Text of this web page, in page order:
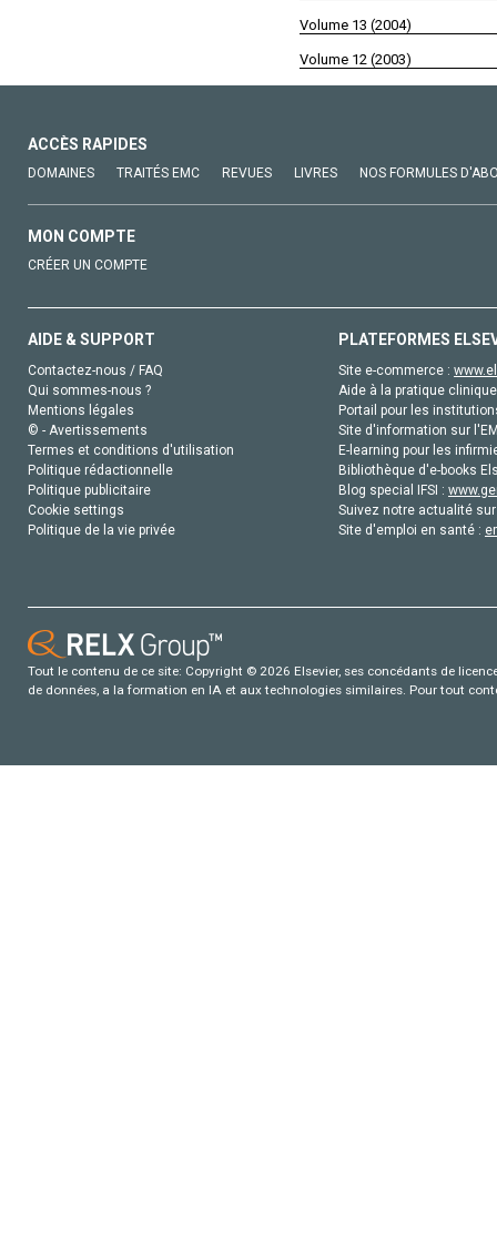
Volume 13 (2004)
Volume 12 (2003)
ACCÈS RAPIDES
DOMAINES TRAITÉS EMC REVUES LIVRES NOS FORMULES
MON COMPTE
CRÉER UN COMPTE
AIDE & SUPPORT
Contactez-nous / FAQ
Qui sommes-nous ?
Mentions légales
© - Avertissements
Termes et conditions d'utilisation
Politique rédactionnelle
Politique publicitaire
Cookie settings
Politique de la vie privée
PLATEFORMES
Site e-commerce :
Aide à la pratique
Portail pour les
Site d'information sur
E-learning pour les
Bibliothèque d'e-books
Blog special IFSI :
Suivez notre actualité
Site d'emploi en santé :
Tout le contenu de ce site: Copyright © 2026 Elsevier, ses concédants de
de données, a la formation en IA et aux technologies similaires. Pour tout